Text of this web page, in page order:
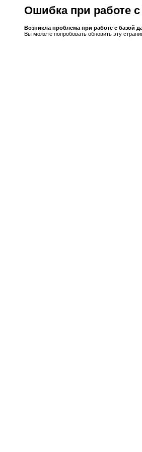
Ошибка при работе
Возникла проблема при работе с базой
Вы можете попробовать обновить эту